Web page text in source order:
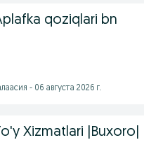
qoziqlari bn
- 06 августа 2026 г.
Xizmatlari |Buxoro|